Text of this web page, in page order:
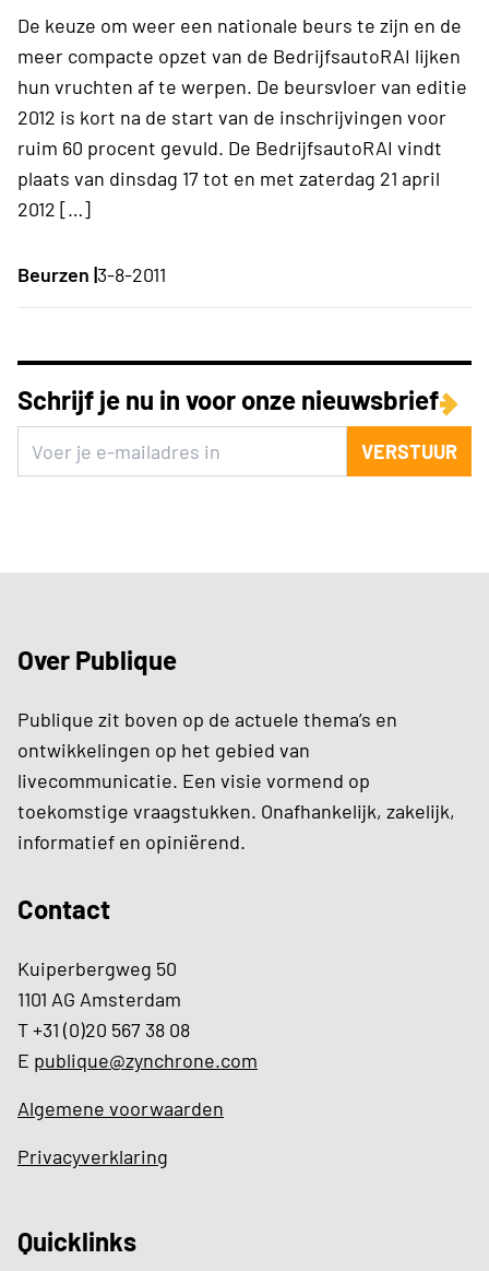
De keuze om weer een nationale beurs te zijn en de
meer compacte opzet van de BedrijfsautoRAI lijken
hun vruchten af te werpen. De beursvloer van editie
2012 is kort na de start van de inschrijvingen voor
ruim 60 procent gevuld. De BedrijfsautoRAI vindt
plaats van dinsdag 17 tot en met zaterdag 21 april
2012 […]
Beurzen |3-8-2011
Schrijf je nu in voor onze nieuwsbrief
VERSTUUR
Over Publique
Publique zit boven op de actuele thema’s en
ontwikkelingen op het gebied van
livecommunicatie. Een visie vormend op
toekomstige vraagstukken. Onafhankelijk, zakelijk,
informatief en opiniërend.
Contact
Kuiperbergweg 50
1101 AG Amsterdam
T +31 (0)20 567 38 08
E publique@zynchrone.com
Algemene voorwaarden
Privacyverklaring
Quicklinks